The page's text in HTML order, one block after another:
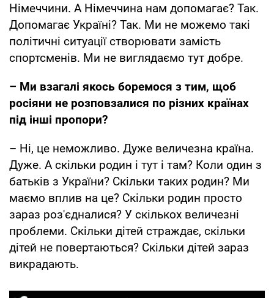
Німеччини. А Німеччина нам допомагає? Так.
Допомагає Україні? Так. Ми не можемо такі
політичні ситуації створювати замість
спортсменів. Ми не виглядаємо тут добре.
– Ми взагалі якось боремося з тим, щоб
росіяни не розповзалися по різних країнах
під інші пропори?
– Ні, це неможливо. Дуже величезна країна.
Дуже. А скільки родин і тут і там? Коли один з
батьків з України? Скільки таких родин? Ми
маємо вплив на це? Скільки родин просто
зараз роз'єдналися? У скількох величезні
проблеми. Скільки дітей страждає, скільки
дітей не повертаються? Скільки дітей зараз
викрадають.